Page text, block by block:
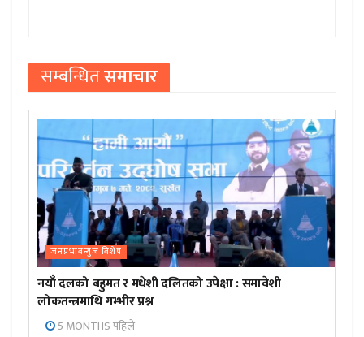
सम्बन्धितसमाचार
जनप्रभाबन्युज विशेष
नयाँ दलको बहुमत र मधेशी दलितको उपेक्षा : समावेशी
लोकतन्त्रमाथि गम्भीर प्रश्न
5 MONTHS पहिले